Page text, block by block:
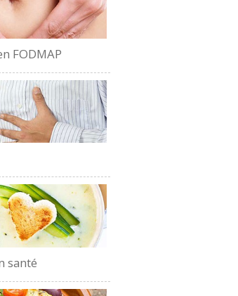
FODMAP
santé